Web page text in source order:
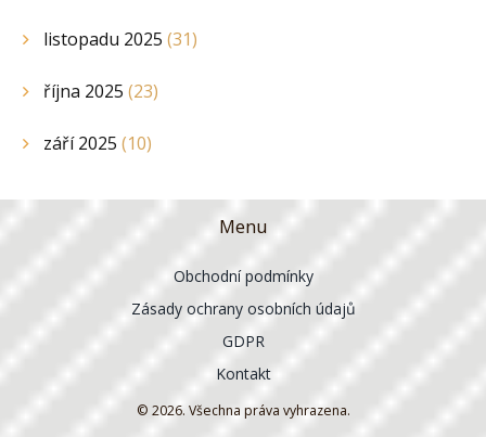
listopadu 2025 (31)
října 2025 (23)
září 2025 (10)
Menu
Obchodní podmínky
Zásady ochrany osobních údajů
GDPR
Kontakt
© 2026. Všechna práva vyhrazena.